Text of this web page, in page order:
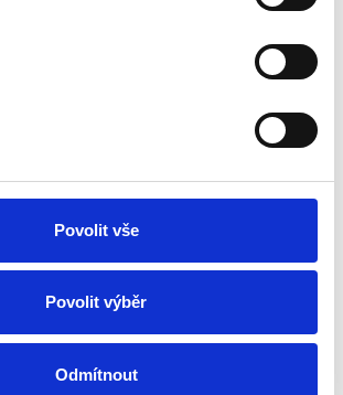
Povolit vše
Povolit výběr
Odmítnout